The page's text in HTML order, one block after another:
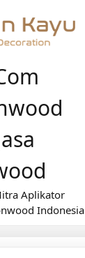
Aplikator
Indonesia